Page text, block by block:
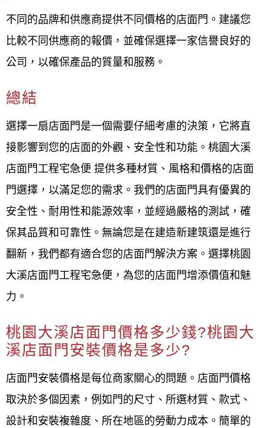
不同的品牌和供應商提供不同價格的店面門。建議您
比較不同供應商的報價，並確保選擇一家信譽良好的
公司，以確保產品的質量和服務。
總結
選擇一扇店面門是一個需要仔細考慮的決策，它將直
接影響到您的店面的外觀、安全性和功能。桃園大溪
店面門工程宅急便 提供多種材質、風格和價格的店面
門選擇，以滿足您的需求。我們的店面門具有優異的
安全性、耐用性和能源效率，並經過嚴格的測試，確
保其品質和可靠性。無論您是在建造新建筑還是進行
翻新，我們都有適合您的店面門解決方案。選擇桃園
大溪店面門工程宅急便，為您的店面門增添價值和魅
力。
桃園大溪店面門價格多少錢?桃園大
溪店面門安裝價格是多少?
店面門安裝價格是每位商家關心的問題。店面門價格
取決於多個因素，例如門的尺寸、所選材質、款式、
設計和安裝複雜度、所在地區的勞動力成本。簡單的